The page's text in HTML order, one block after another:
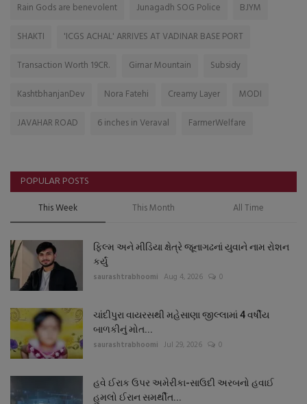
Rain Gods are benevolent Junagadh SOG Police
BJYM
SHAKTI
'ICGS ACHAL' ARRIVES AT VADINAR BASE PORT
Transaction Worth 19CR.
Girnar Mountain
Subsidy
KashtbhanjanDev
Nora Fatehi Creamy Layer
MODI
JAVAHAR ROAD
6 inches in Veraval FarmerWelfare
POPULAR POSTS
This Week This Month All Time
ફિલ્મ અને મીડિયા ક્ષેત્રે જૂનાગઢનાં યુવાને નામ રોશન
કર્યું
saurashtrabhoomi Aug 4, 2026 0
ચાંદીપુરા વાયરસથી મહેસાણા જીલ્લામાં 4 વર્ષીય
બાળકીનું મોત...
saurashtrabhoomi Jul 29, 2026 0
હવે ઈરાક ઉપર અમેરીકા-સાઉદી અરબનો હવાઈ
હુમલો ઈરાન સમર્થીત...